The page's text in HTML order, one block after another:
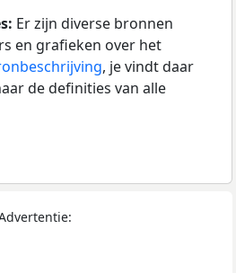
Er zijn diverse bronnen
en grafieken over het
, je vindt daar
de definities van alle